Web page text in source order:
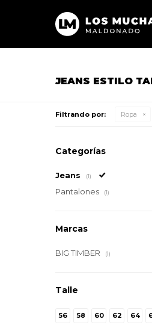
JEANS ESTILO
Filtrando por: Ropa
Categorías
Jeans (1)
Pantalones (1)
Marcas
BIG TIMBER (1)
Talle
56 58 60 62 64